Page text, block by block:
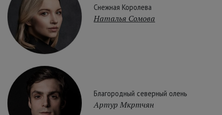
Снежная Королева
Наталья Сомова
Благородный северный олень
Артур Мкртчян